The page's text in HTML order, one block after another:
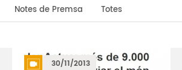
Notes de Premsa Totes
30/11/2013